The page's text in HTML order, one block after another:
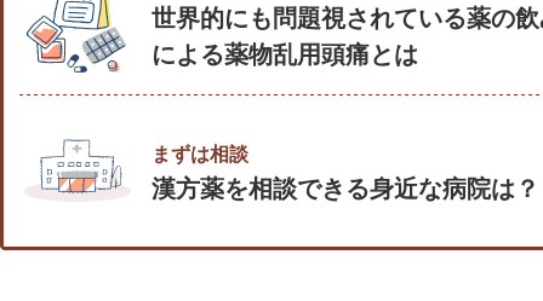
世界的にも問題視されている薬の
による薬物乱用頭痛とは
まずは相談
漢方薬を相談できる身近な病院は？